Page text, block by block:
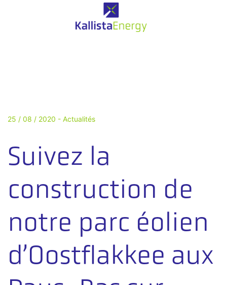
25 / 08 / 2020 - Actualités
Suivez la
construction de
notre parc éolien
d’Oostflakkee aux